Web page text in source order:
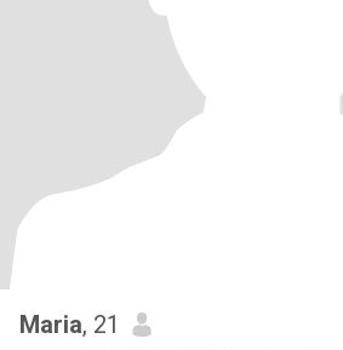
Maria, 21